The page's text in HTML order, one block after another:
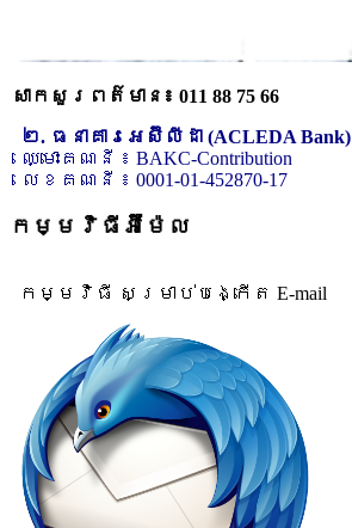
សាកសួរពត៌មាន៖ 011 88 75 66
២. ធនាគារអេស៊ីលីដា (ACLEDA Bank)
ឈ្មោះគណនី ៖ BAKC-Contribution
លេខគណនី ៖ 0001-01-452870-17
កម្មវិធីអ៊ីម៉ែល
កម្មវិធី សម្រាប់បង្កើត E-mail